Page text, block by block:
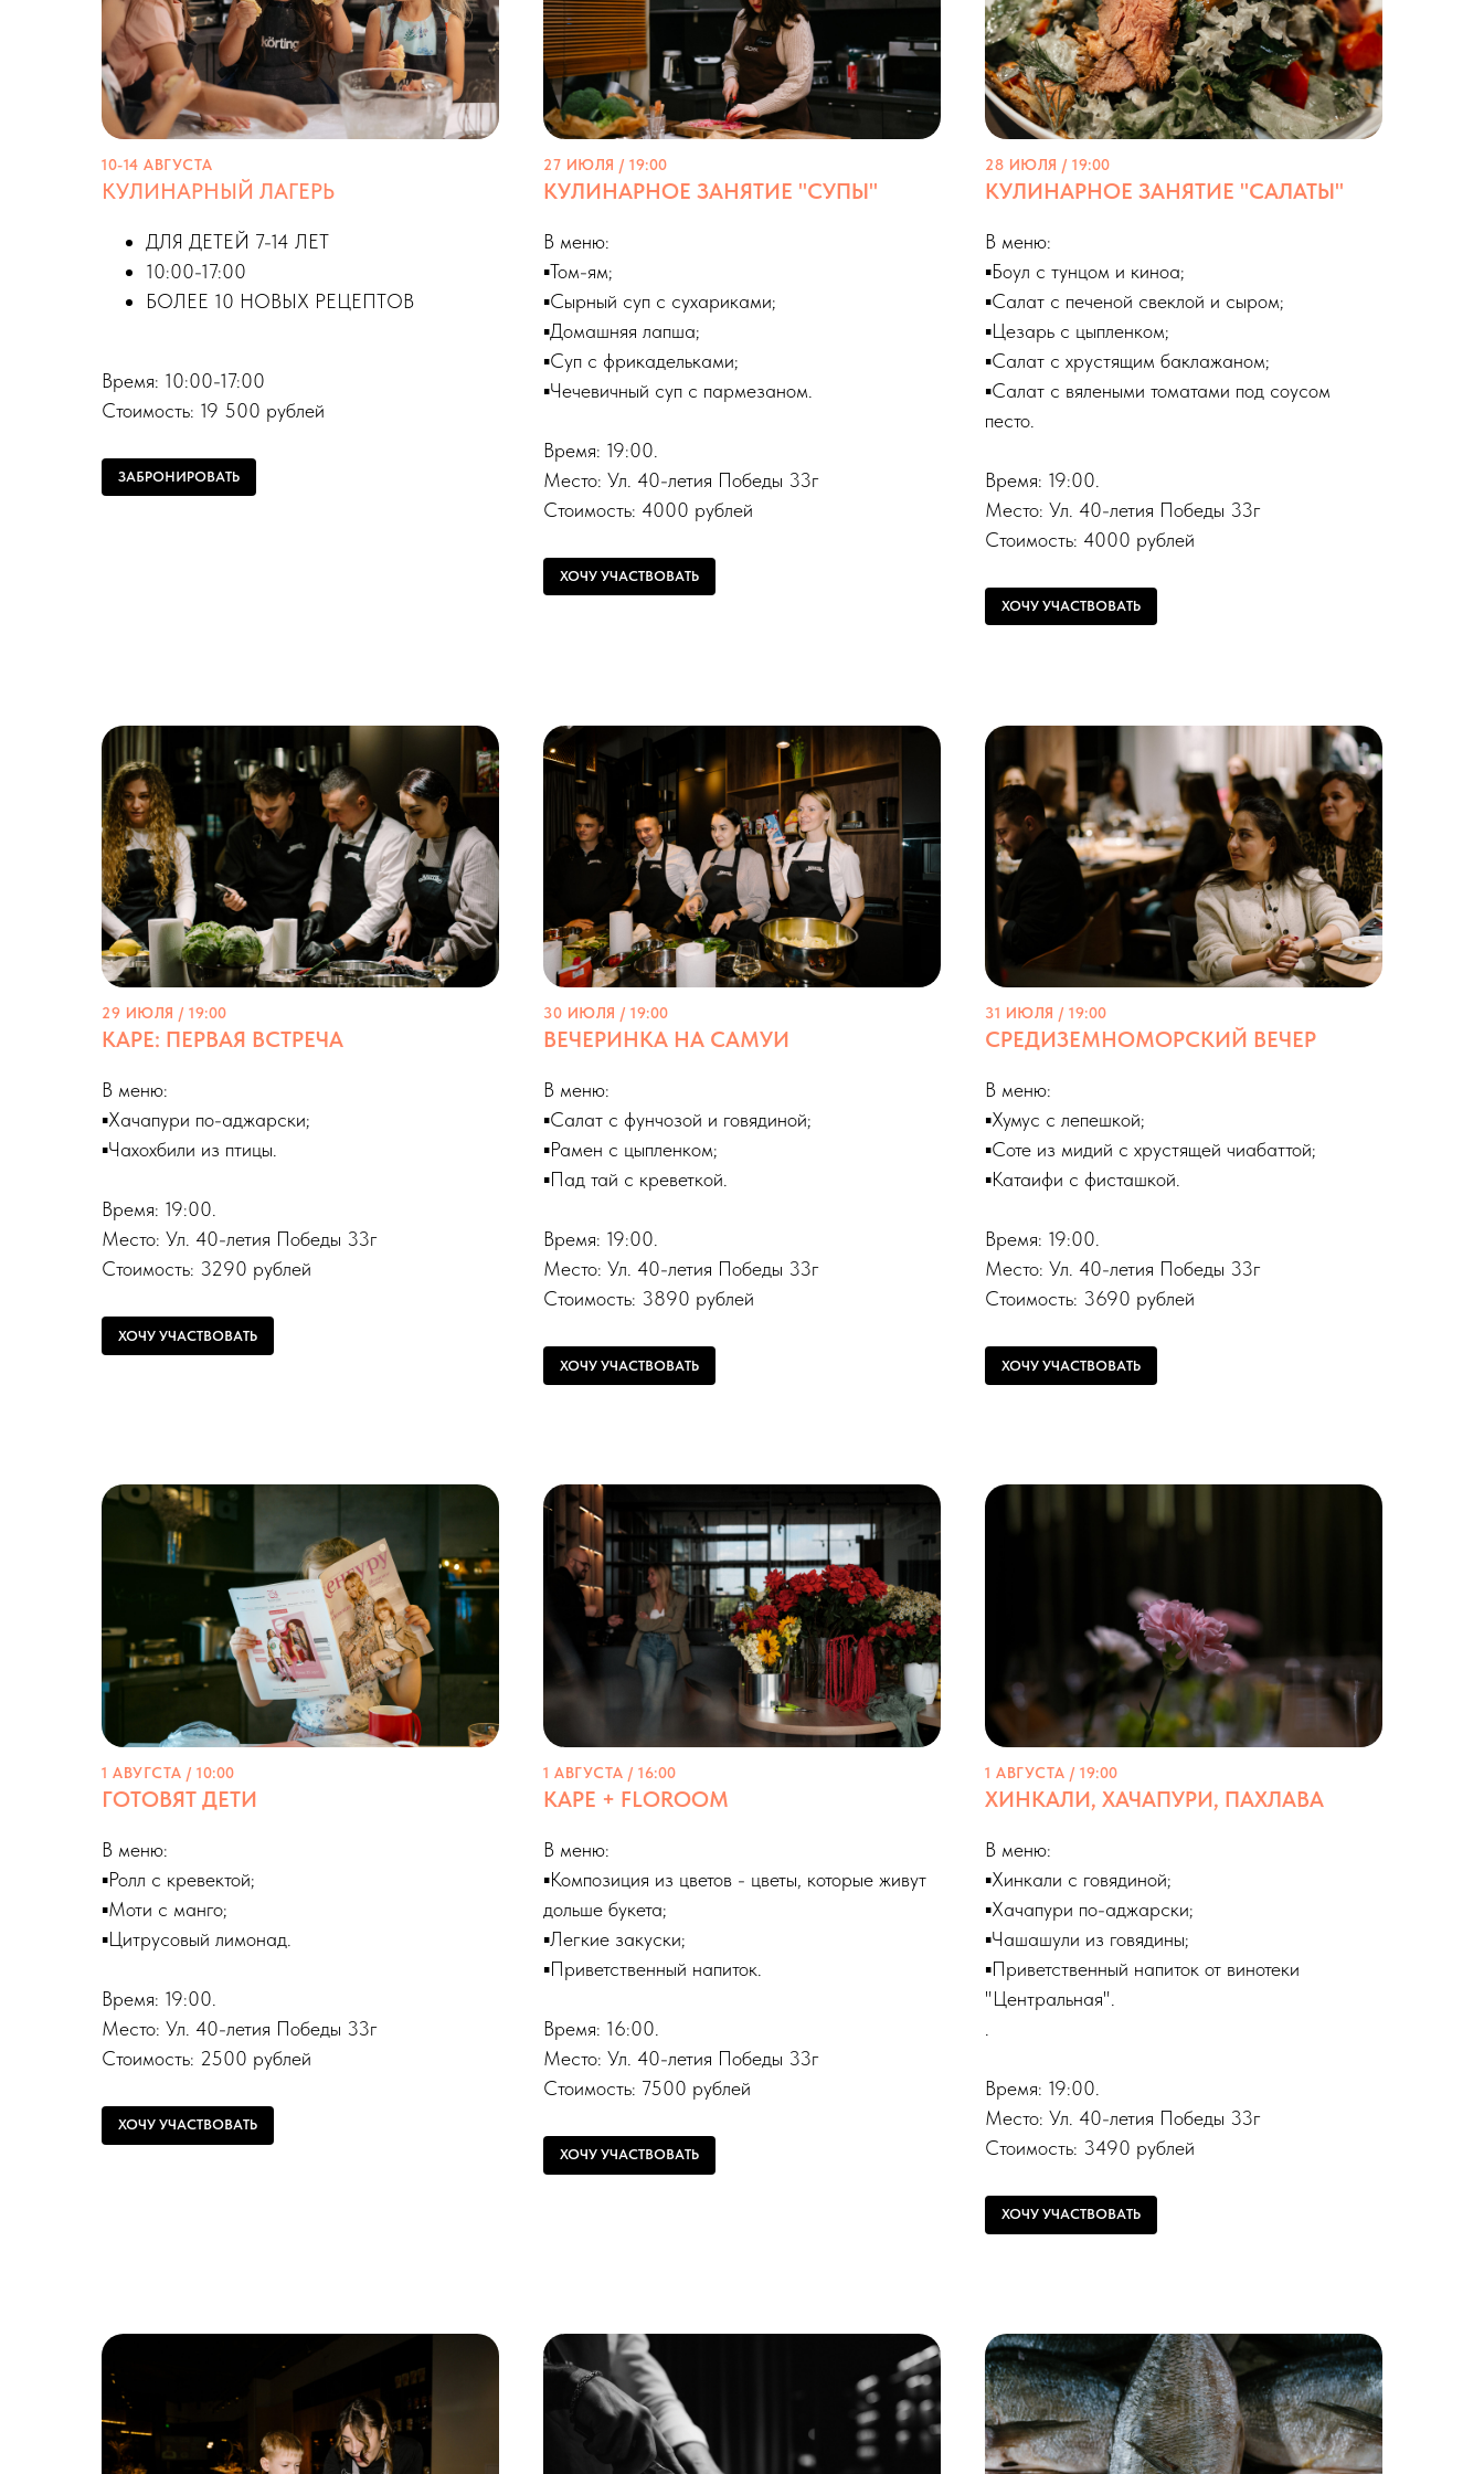
10-14 АВГУСТА
КУЛИНАРНЫЙ ЛАГЕРЬ
ДЛЯ ДЕТЕЙ 7-14 ЛЕТ
10:00-17:00
БОЛЕЕ 10 НОВЫХ РЕЦЕПТОВ
Время: 10:00-17:00
Стоимость: 19 500 рублей
ЗАБРОНИРОВАТЬ
27 ИЮЛЯ / 19:00
КУЛИНАРНОЕ ЗАНЯТИЕ "СУПЫ"
В меню:
▪️Том-ям;
▪️Сырный суп с сухариками;
▪️Домашняя лапша;
▪️Суп с фрикадельками;
▪️Чечевичный суп с пармезаном.
Время: 19:00.
Место: Ул. 40-летия Победы 33г
Стоимость: 4000 рублей
ХОЧУ УЧАСТВОВАТЬ
28 ИЮЛЯ / 19:00
КУЛИНАРНОЕ ЗАНЯТИЕ "САЛАТЫ"
В меню:
▪️Боул с тунцом и киноа;
▪️Салат с печеной свеклой и сыром;
▪️Цезарь с цыпленком;
▪️Салат с хрустящим баклажаном;
▪️Салат с вялеными томатами под соусом
песто.
Время: 19:00.
Место: Ул. 40-летия Победы 33г
Стоимость: 4000 рублей
ХОЧУ УЧАСТВОВАТЬ
29 ИЮЛЯ / 19:00
КАРЕ: ПЕРВАЯ ВСТРЕЧА
В меню:
▪️Хачапури по-аджарски;
▪️Чахохбили из птицы.
Время: 19:00.
Место: Ул. 40-летия Победы 33г
Стоимость: 3290 рублей
ХОЧУ УЧАСТВОВАТЬ
30 ИЮЛЯ / 19:00
ВЕЧЕРИНКА НА САМУИ
В меню:
▪️Салат с фунчозой и говядиной;
▪️Рамен с цыпленком;
▪️Пад тай с креветкой.
Время: 19:00.
Место: Ул. 40-летия Победы 33г
Стоимость: 3890 рублей
ХОЧУ УЧАСТВОВАТЬ
31 ИЮЛЯ / 19:00
СРЕДИЗЕМНОМОРСКИЙ ВЕЧЕР
В меню:
▪️Хумус с лепешкой;
▪️Соте из мидий с хрустящей чиабаттой;
▪️Катаифи с фисташкой.
Время: 19:00.
Место: Ул. 40-летия Победы 33г
Стоимость: 3690 рублей
ХОЧУ УЧАСТВОВАТЬ
1 АВУГСТА / 10:00
ГОТОВЯТ ДЕТИ
В меню:
▪️Ролл с кревектой;
▪️Моти с манго;
▪️Цитрусовый лимонад.
Время: 19:00.
Место: Ул. 40-летия Победы 33г
Стоимость: 2500 рублей
ХОЧУ УЧАСТВОВАТЬ
1 АВГУСТА / 16:00
КАРЕ + FLOROOM
В меню:
▪️Композиция из цветов - цветы, которые живут
дольше букета;
▪️Легкие закуски;
▪️Приветственный напиток.
Время: 16:00.
Место: Ул. 40-летия Победы 33г
Стоимость: 7500 рублей
ХОЧУ УЧАСТВОВАТЬ
1 АВГУСТА / 19:00
ХИНКАЛИ, ХАЧАПУРИ, ПАХЛАВА
В меню:
▪️Хинкали с говядиной;
▪️Хачапури по-аджарски;
▪️Чашашули из говядины;
▪️Приветственный напиток от винотеки
"Центральная".
Время: 19:00.
Место: Ул. 40-летия Победы 33г
Стоимость: 3490 рублей
ХОЧУ УЧАСТВОВАТЬ